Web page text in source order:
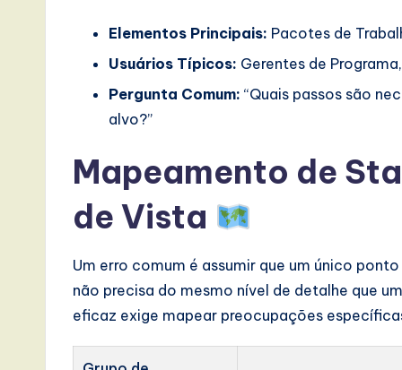
Elementos Principais: Pacotes de
Usuários Típicos: Gerentes de
Pergunta Comum: “Quais passos são
alvo?”
Mapeamento de
de Vista
Um erro comum é assumir que um único
não precisa do mesmo nível de detalhe que
eficaz exige mapear preocupações